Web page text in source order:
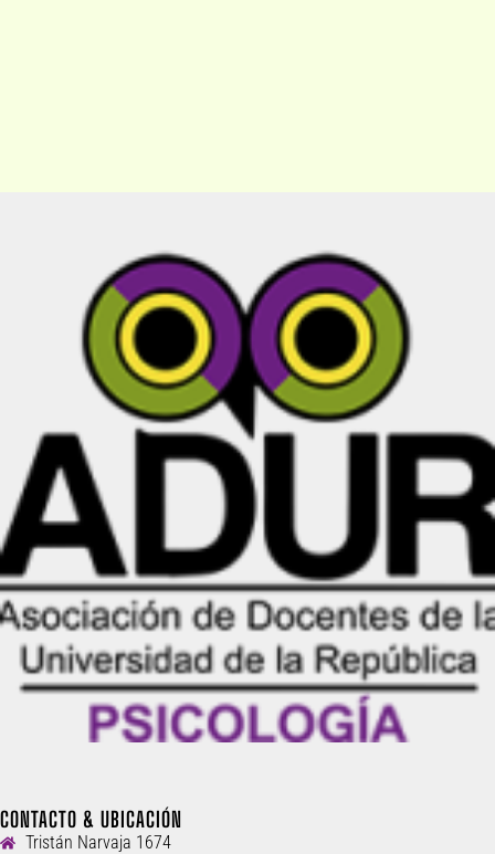
CONTACTO & UBICACIÓN
Tristán Narvaja 1674